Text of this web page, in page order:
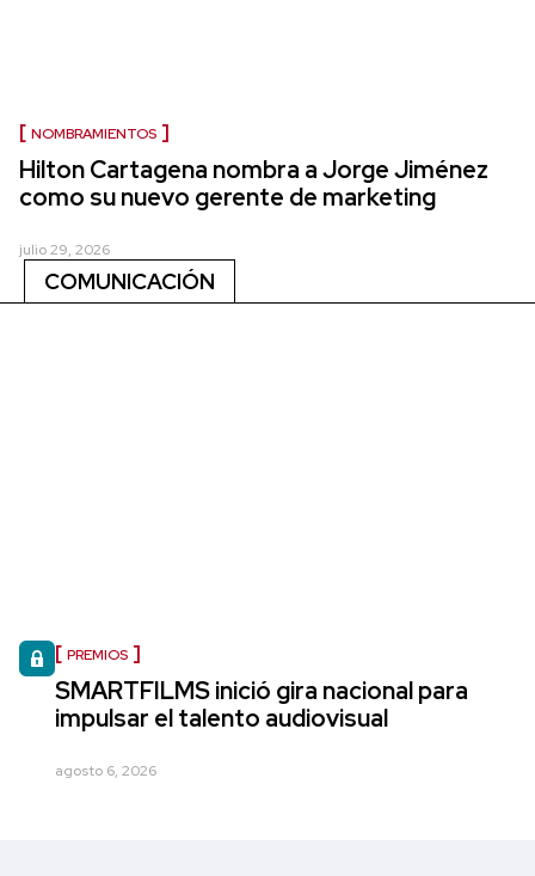
NOMBRAMIENTOS
Hilton Cartagena nombra a Jorge Jiménez
como su nuevo gerente de marketing
julio 29, 2026
COMUNICACIÓN
PREMIOS
SMARTFILMS inició gira nacional para
impulsar el talento audiovisual
agosto 6, 2026